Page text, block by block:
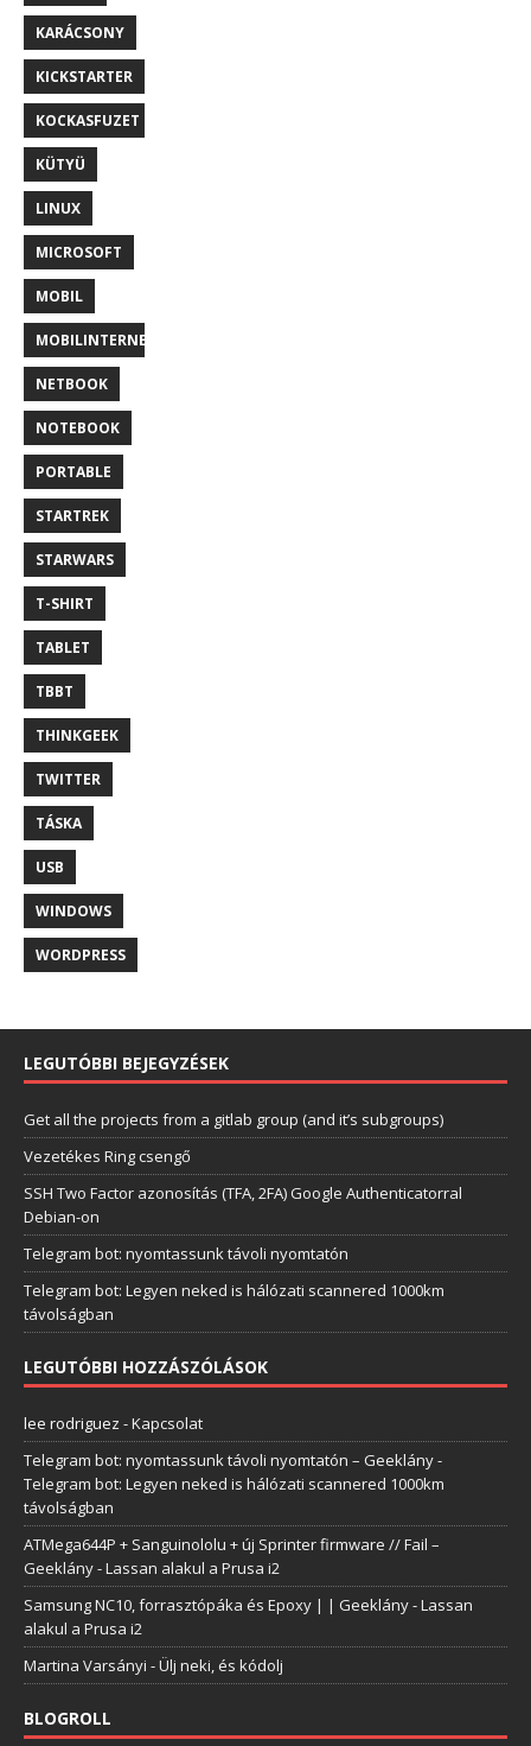
KARÁCSONY
KICKSTARTER
KOCKASFUZET
KÜTYÜ
LINUX
MICROSOFT
MOBIL
MOBILINTERNET
NETBOOK
NOTEBOOK
PORTABLE
STARTREK
STARWARS
T-SHIRT
TABLET
TBBT
THINKGEEK
TWITTER
TÁSKA
USB
WINDOWS
WORDPRESS
LEGUTÓBBI BEJEGYZÉSEK
Get all the projects from a gitlab group (and it’s subgroups)
Vezetékes Ring csengő
SSH Two Factor azonosítás (TFA, 2FA) Google Authenticatorral
Debian-on
Telegram bot: nyomtassunk távoli nyomtatón
Telegram bot: Legyen neked is hálózati scannered 1000km
távolságban
LEGUTÓBBI HOZZÁSZÓLÁSOK
lee rodriguez -Kapcsolat
Telegram bot: nyomtassunk távoli nyomtatón – Geeklány-
Telegram bot: Legyen neked is hálózati scannered 1000km
távolságban
ATMega644P + Sanguinololu + új Sprinter firmware // Fail –
Geeklány-Lassan alakul a Prusa i2
Samsung NC10, forrasztópáka és Epoxy | | Geeklány-Lassan
alakul a Prusa i2
Martina Varsányi -Ülj neki, és kódolj
BLOGROLL